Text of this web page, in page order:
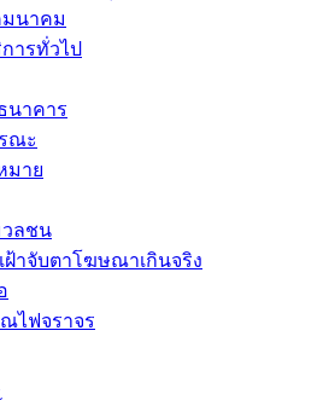
นาคม
ารทั่วไป
นาคาร
ณะ
มาย
ลชน
าจับตาโฆษณาเกินจริง
ไฟจราจร